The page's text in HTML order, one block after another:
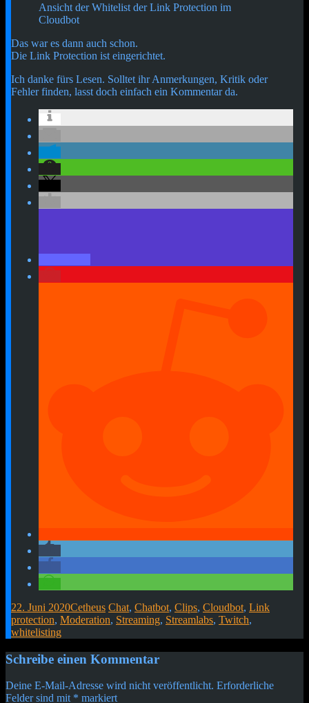
Ansicht der Whitelist der Link Protection im
Cloudbot
Das war es dann auch schon.
Die Link Protection ist eingerichtet.
Ich danke fürs Lesen. Solltet ihr Anmerkungen, Kritik oder
Fehler finden, lasst doch einfach ein Kommentar da.
22. Juni 2020Cetheus Chat, Chatbot, Clips, Cloudbot, Link
protection, Moderation, Streaming, Streamlabs, Twitch,
whitelisting
Schreibe einen Kommentar
Deine E-Mail-Adresse wird nicht veröffentlicht. Erforderliche
Felder sind mit * markiert